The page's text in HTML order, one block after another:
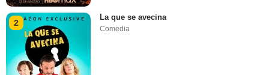
2
La que se avecina
Comedia